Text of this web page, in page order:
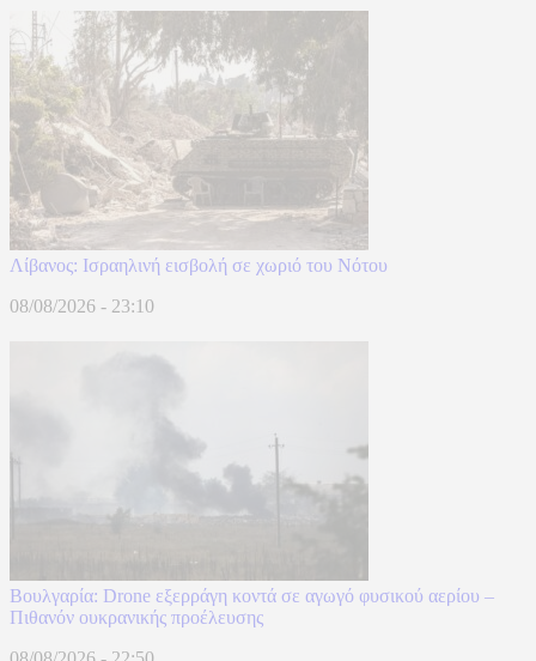
Λίβανος: Ισραηλινή εισβολή σε χωριό του Νότου
08/08/2026 - 23:10
Βουλγαρία: Drone εξερράγη κοντά σε αγωγό φυσικού αερίου –
Πιθανόν ουκρανικής προέλευσης